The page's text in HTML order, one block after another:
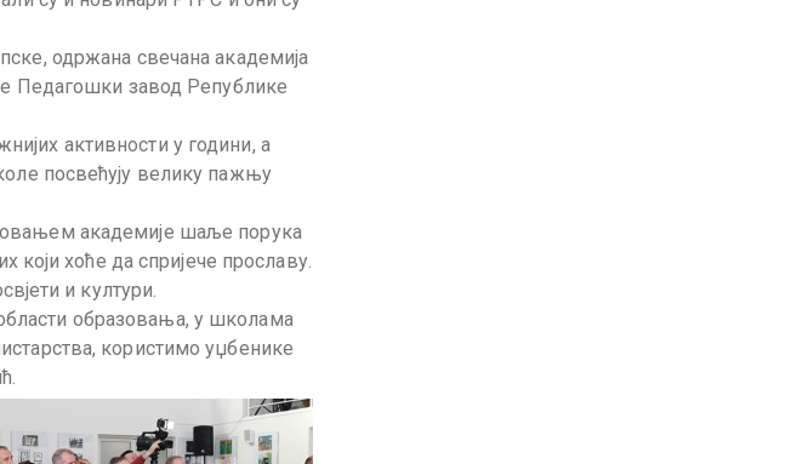
одржана свечана академија
Педагошки завод Републике
активности у години, а
посвећују велику пажњу
академије шаље порука
који хоће да спријече прославу.
и култури.
образовања, у школама
користимо уџбенике